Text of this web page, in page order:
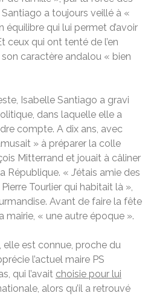
a toujours veillé à «
équilibre qui lui permet d’avoir
ceux qui ont tenté de l’en
caractère andalou « bien
Isabelle Santiago a gravi
dans laquelle elle a
compte. A dix ans, avec
» à préparer la colle
Mitterrand et jouait à câliner
République. « J’étais amie des
Tourlier qui habitait là »,
Avant de faire la fête
mairie, « une autre époque ».
elle est connue, proche du
l’actuel maire PS
qui l’avait choisie pour lui
alors qu’il a retrouvé